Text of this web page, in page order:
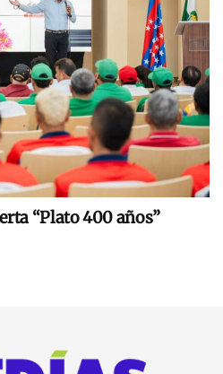
“Plato 400 años”